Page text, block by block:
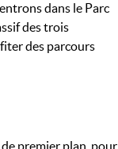
dans le Parc
des trois
des parcours
premier plan, pour